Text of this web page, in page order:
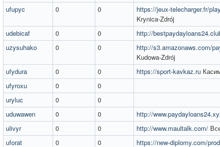
ufupyc
0 0
https://jeux-telecharger.fr/
Krynica-Zdrój
udebicaf
0 0
http://
uzysuhako
0 0
http://s3.amazonaws.com/
Kudowa-Zdrój
ufydura
0 0 https://sport-kavkaz.ru
ufyroxu
0
0
uryluc
0
0
uduwawen
0 0
http://
ulivyr
0 0 http://www.maultalk.com/
uforat
0 0
https://new-diplomy.com/